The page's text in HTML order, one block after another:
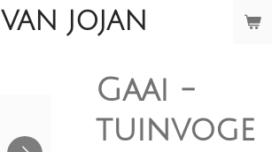
VAN JOJAN
Gaai -
tuinvoge